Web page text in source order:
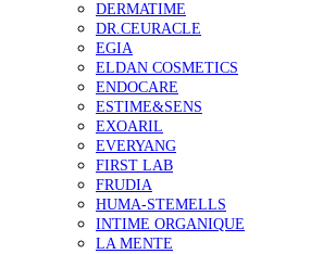
DERMATIME
DR.CEURACLE
EGIA
ELDAN COSMETICS
ENDOCARE
ESTIME&SENS
EXOARIL
EVERYANG
FIRST LAB
FRUDIA
HUMA-STEMELLS
INTIME ORGANIQUE
LA MENTE